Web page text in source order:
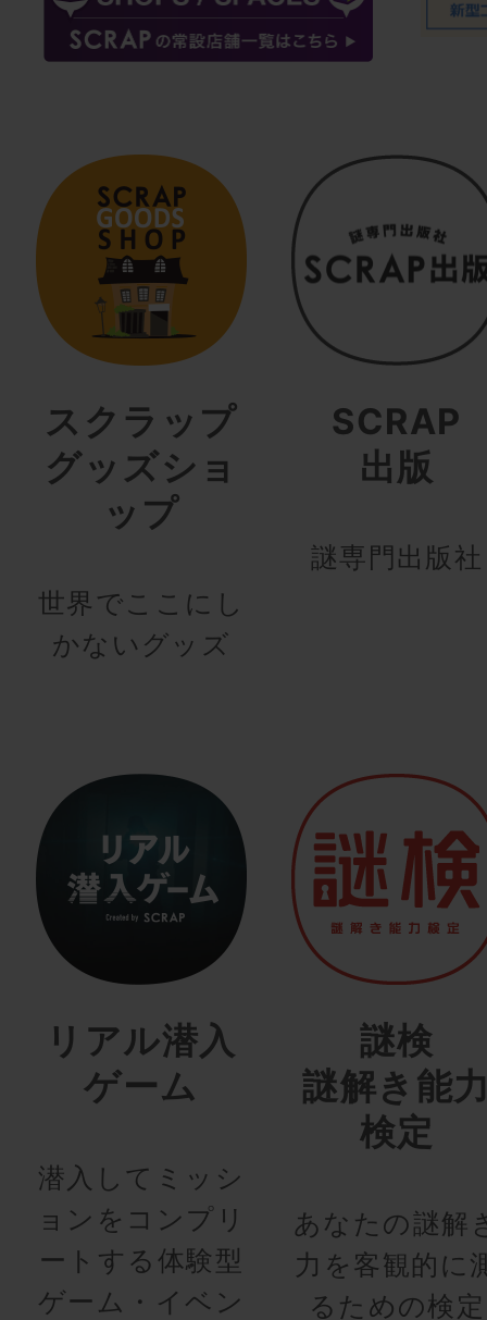
スクラップ
グッズショ
ップ
世界でここにし
かないグッズ
SCRAP
出版
謎専門出版社
リアル潜入
ゲーム
潜入してミッシ
ョンをコンプリ
ートする体験型
ゲーム・イベン
謎検
謎解き能
検定
あなたの謎解
力を客観的に
るための検定